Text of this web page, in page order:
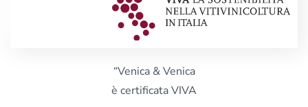
“Venica & Venica
è certificata VIVA